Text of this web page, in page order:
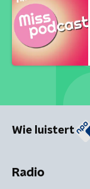
Wie luistert
Radio